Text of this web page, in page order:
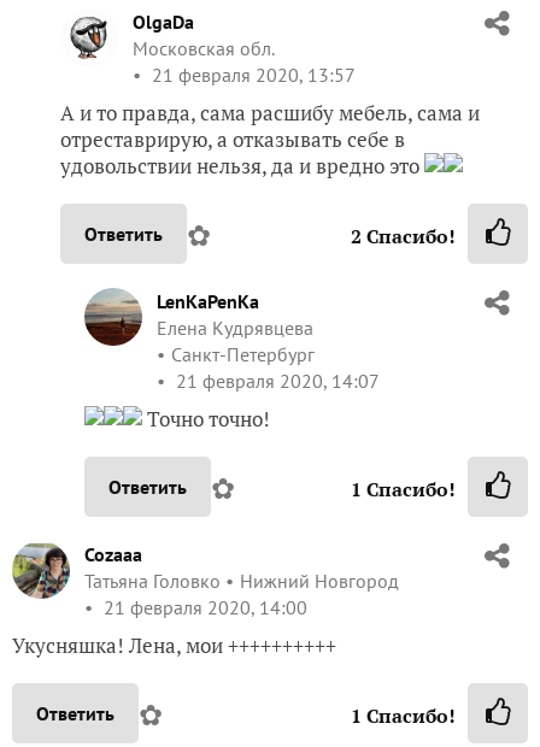
OlgaDa
Московская обл.
21 февраля 2020, 13:57
А и то правда, сама расшибу мебель, сама и
отреставрирую, а отказывать себе в
удовольствии нельзя, да и вредно это
Ответить ✿ 2 Спасибо!
LenKaPenKa
Елена Кудрявцева
Санкт-Петербург
21 февраля 2020, 14:07
Точно точно!
Ответить ✿ 1 Спасибо!
Cozaaa
Татьяна Головко
Нижний Новгород
21 февраля 2020, 14:00
Укусняшка! Лена, мои ++++++++++
Ответить ✿ 1 Спасибо!